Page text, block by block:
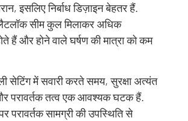
इसलिए निर्बाध डिज़ाइन बेहतर हैं.
सीम कुल मिलाकर अधिक
हैं और होने वाले घर्षण की मात्रा को कम
सेटिंग में सवारी करते समय, सुरक्षा अत्यंत
परावर्तक तत्व एक आवश्यक घटक हैं.
सामग्री की उपस्थिति से